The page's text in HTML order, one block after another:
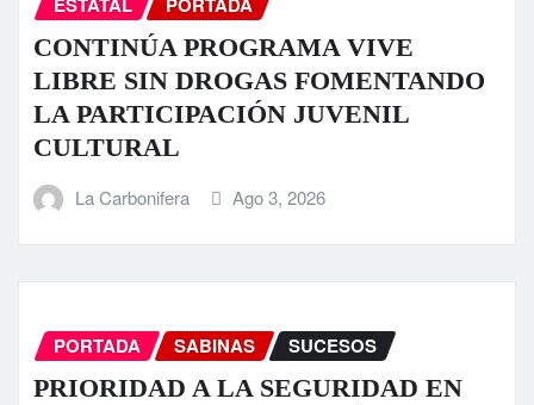
CONTINÚA PROGRAMA VIVE
LIBRE SIN DROGAS FOMENTANDO
LA PARTICIPACIÓN JUVENIL
CULTURAL
La Carbonifera Ago 3, 2026
PORTADA SABINAS SUCESOS
PRIORIDAD A LA SEGURIDAD EN